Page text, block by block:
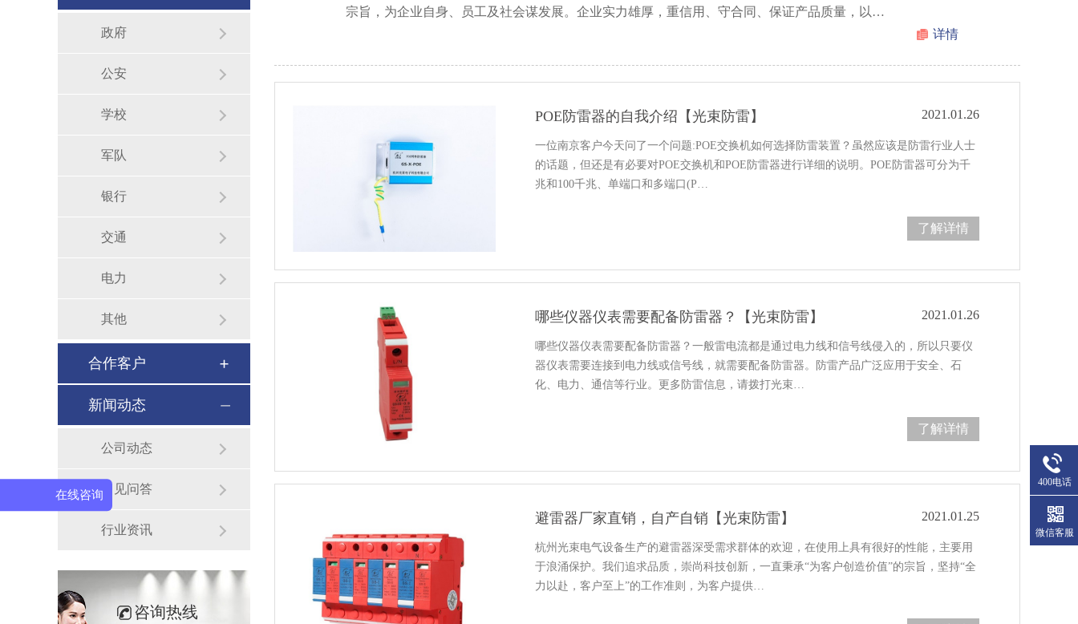
宗旨，为企业自身、员工及社会谋发展。企业实力雄厚，重信用、守合同、保证产品质量，以…
详情
POE防雷器的自我介绍【光束防雷】 2021.01.26
一位南京客户今天问了一个问题:POE交换机如何选择防雷装置？虽然应该是防雷行业人士
的话题，但还是有必要对POE交换机和POE防雷器进行详细的说明。POE防雷器可分为千
兆和100千兆、单端口和多端口(P…
了解详情
哪些仪器仪表需要配备防雷器？【光束防雷】 2021.01.26
哪些仪器仪表需要配备防雷器？一般雷电流都是通过电力线和信号线侵入的，所以只要仪
器仪表需要连接到电力线或信号线，就需要配备防雷器。防雷产品广泛应用于安全、石
化、电力、通信等行业。更多防雷信息，请拨打光束…
了解详情
避雷器厂家直销，自产自销【光束防雷】 2021.01.25
杭州光束电气设备生产的避雷器深受需求群体的欢迎，在使用上具有很好的性能，主要用
于浪涌保护。我们追求品质，崇尚科技创新，一直秉承“为客户创造价值”的宗旨，坚持“全
力以赴，客户至上”的工作准则，为客户提供…
政府
公安
学校
军队
银行
交通
电力
其他
合作客户
新闻动态
公司动态
常见问答
行业资讯
咨询热线
400电话
微信客服
在线咨询